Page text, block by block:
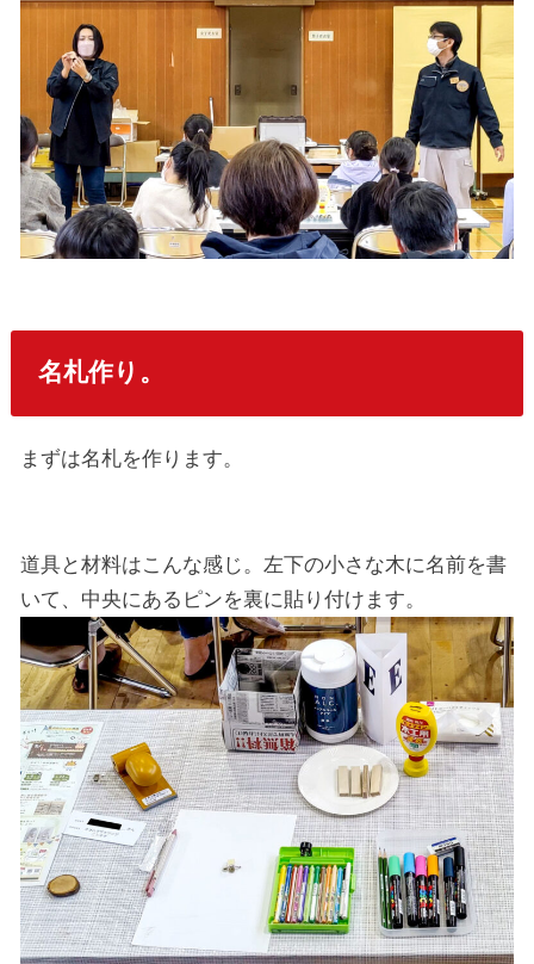
名札作り。
まずは名札を作ります。
道具と材料はこんな感じ。左下の小さな木に名前を書
いて、中央にあるピンを裏に貼り付けます。